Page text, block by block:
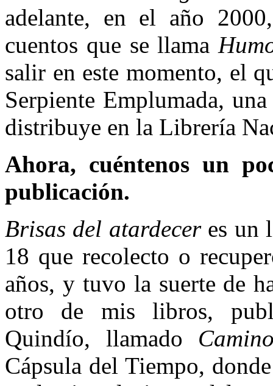
adelante, en el año
cuentos que se llama
salir en este momento, el
Serpiente Emplumada,
distribuye en la Librería
Ahora, cuéntenos un
publicación.
Brisas del atardecer es un
18 que recolecto o
años, y tuvo la suerte de
otro de mis libros,
Quindío, llamado
Cápsula del Tiempo,